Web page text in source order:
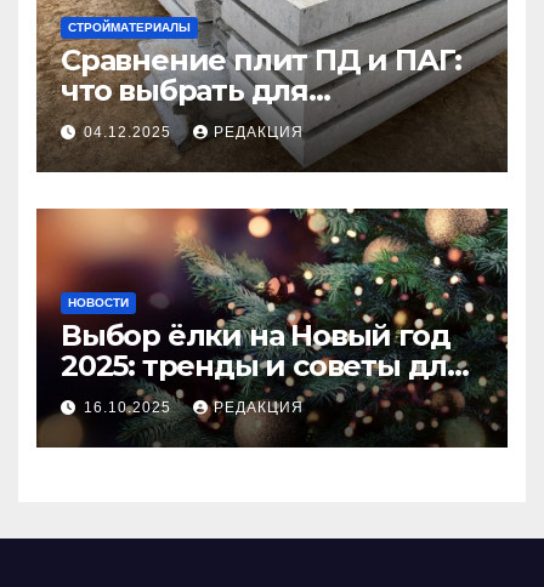
СТРОЙМАТЕРИАЛЫ
Сравнение плит ПД и ПАГ:
что выбрать для
долговечного и прочного
покрытия
04.12.2025 РЕДАКЦИЯ
НОВОСТИ
Выбор ёлки на Новый год
2025: тренды и советы для
идеального праздника
16.10.2025 РЕДАКЦИЯ